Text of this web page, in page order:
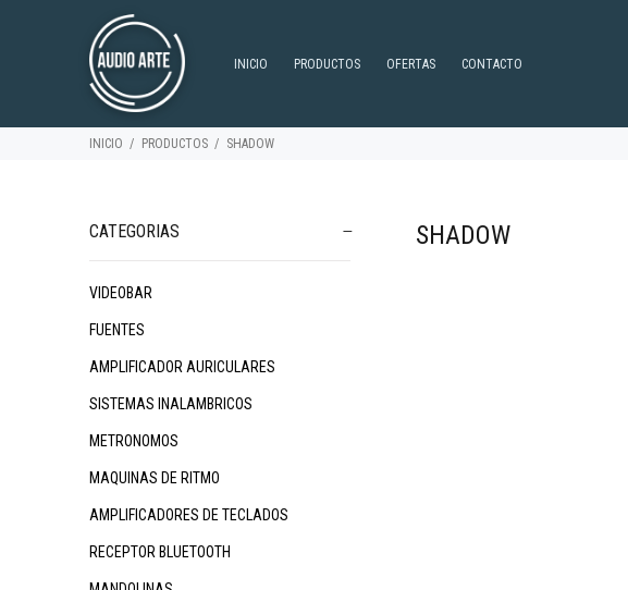
INICIO PRODUCTOS OFERTAS CONTACTO
INICIO PRODUCTOS SHADOW
CATEGORIAS
VIDEOBAR
FUENTES
AMPLIFICADOR AURICULARES
SISTEMAS INALAMBRICOS
METRONOMOS
MAQUINAS DE RITMO
AMPLIFICADORES DE TECLADOS
RECEPTOR BLUETOOTH
SHADOW